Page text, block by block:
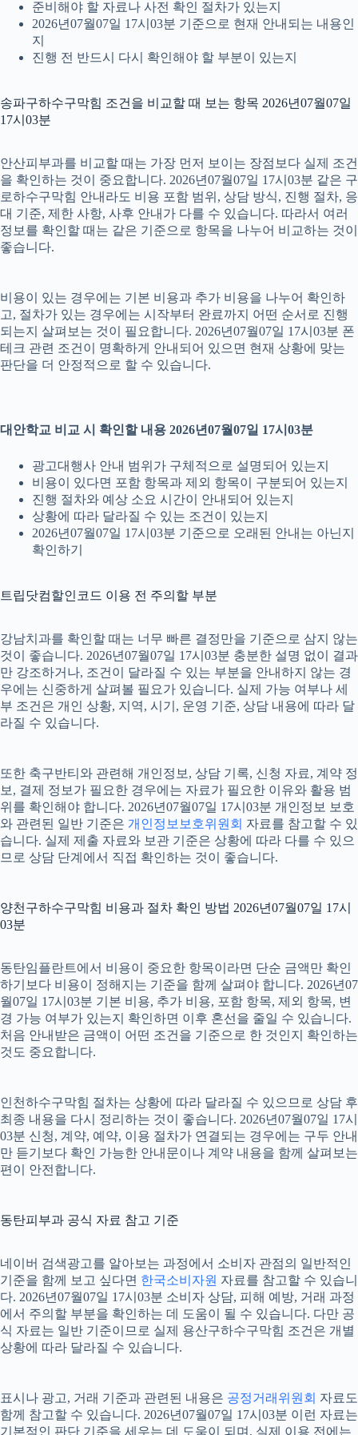
준비해야 할 자료나 사전 확인 절차가 있는지
2026년07월07일 17시03분 기준으로 현재 안내되는 내용인
지
진행 전 반드시 다시 확인해야 할 부분이 있는지
송파구하수구막힘 조건을 비교할 때 보는 항목 2026년07월07일
17시03분
안산피부과를 비교할 때는 가장 먼저 보이는 장점보다 실제 조건
을 확인하는 것이 중요합니다. 2026년07월07일 17시03분 같은 구
로하수구막힘 안내라도 비용 포함 범위, 상담 방식, 진행 절차, 응
대 기준, 제한 사항, 사후 안내가 다를 수 있습니다. 따라서 여러
정보를 확인할 때는 같은 기준으로 항목을 나누어 비교하는 것이
좋습니다.
비용이 있는 경우에는 기본 비용과 추가 비용을 나누어 확인하
고, 절차가 있는 경우에는 시작부터 완료까지 어떤 순서로 진행
되는지 살펴보는 것이 필요합니다. 2026년07월07일 17시03분 폰
테크 관련 조건이 명확하게 안내되어 있으면 현재 상황에 맞는
판단을 더 안정적으로 할 수 있습니다.
대안학교 비교 시 확인할 내용 2026년07월07일 17시03분
광고대행사 안내 범위가 구체적으로 설명되어 있는지
비용이 있다면 포함 항목과 제외 항목이 구분되어 있는지
진행 절차와 예상 소요 시간이 안내되어 있는지
상황에 따라 달라질 수 있는 조건이 있는지
2026년07월07일 17시03분 기준으로 오래된 안내는 아닌지
확인하기
트립닷컴할인코드 이용 전 주의할 부분
강남치과를 확인할 때는 너무 빠른 결정만을 기준으로 삼지 않는
것이 좋습니다. 2026년07월07일 17시03분 충분한 설명 없이 결과
만 강조하거나, 조건이 달라질 수 있는 부분을 안내하지 않는 경
우에는 신중하게 살펴볼 필요가 있습니다. 실제 가능 여부나 세
부 조건은 개인 상황, 지역, 시기, 운영 기준, 상담 내용에 따라 달
라질 수 있습니다.
또한 축구반티와 관련해 개인정보, 상담 기록, 신청 자료, 계약 정
보, 결제 정보가 필요한 경우에는 자료가 필요한 이유와 활용 범
위를 확인해야 합니다. 2026년07월07일 17시03분 개인정보 보호
와 관련된 일반 기준은 개인정보보호위원회 자료를 참고할 수 있
습니다. 실제 제출 자료와 보관 기준은 상황에 따라 다를 수 있으
므로 상담 단계에서 직접 확인하는 것이 좋습니다.
양천구하수구막힘 비용과 절차 확인 방법 2026년07월07일 17시
03분
동탄임플란트에서 비용이 중요한 항목이라면 단순 금액만 확인
하기보다 비용이 정해지는 기준을 함께 살펴야 합니다. 2026년07
월07일 17시03분 기본 비용, 추가 비용, 포함 항목, 제외 항목, 변
경 가능 여부가 있는지 확인하면 이후 혼선을 줄일 수 있습니다.
처음 안내받은 금액이 어떤 조건을 기준으로 한 것인지 확인하는
것도 중요합니다.
인천하수구막힘 절차는 상황에 따라 달라질 수 있으므로 상담 후
최종 내용을 다시 정리하는 것이 좋습니다. 2026년07월07일 17시
03분 신청, 계약, 예약, 이용 절차가 연결되는 경우에는 구두 안내
만 듣기보다 확인 가능한 안내문이나 계약 내용을 함께 살펴보는
편이 안전합니다.
동탄피부과 공식 자료 참고 기준
네이버 검색광고를 알아보는 과정에서 소비자 관점의 일반적인
기준을 함께 보고 싶다면 한국소비자원 자료를 참고할 수 있습니
다. 2026년07월07일 17시03분 소비자 상담, 피해 예방, 거래 과정
에서 주의할 부분을 확인하는 데 도움이 될 수 있습니다. 다만 공
식 자료는 일반 기준이므로 실제 용산구하수구막힘 조건은 개별
상황에 따라 달라질 수 있습니다.
표시나 광고, 거래 기준과 관련된 내용은 공정거래위원회 자료도
함께 참고할 수 있습니다. 2026년07월07일 17시03분 이런 자료는
기본적인 판단 기준을 세우는 데 도움이 되며, 실제 이용 전에는